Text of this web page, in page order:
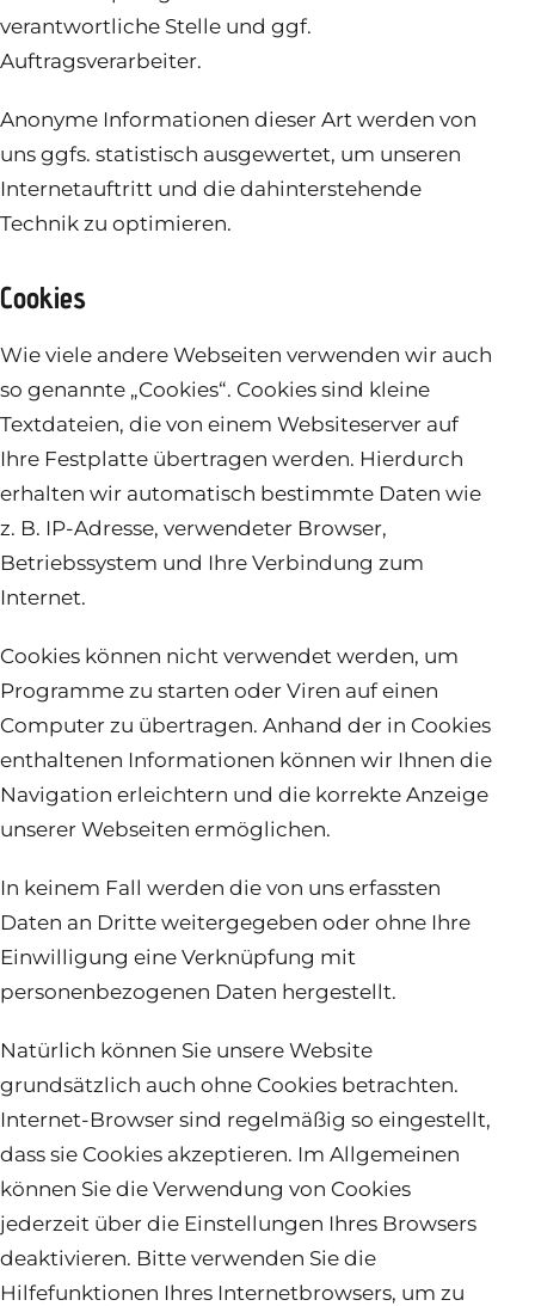
verantwortliche Stelle und ggf.
Auftragsverarbeiter.
Anonyme Informationen dieser Art werden von
uns ggfs. statistisch ausgewertet, um unseren
Internetauftritt und die dahinterstehende
Technik zu optimieren.
Cookies
Wie viele andere Webseiten verwenden wir auch
so genannte „Cookies“. Cookies sind kleine
Textdateien, die von einem Websiteserver auf
Ihre Festplatte übertragen werden. Hierdurch
erhalten wir automatisch bestimmte Daten wie
z. B. IP-Adresse, verwendeter Browser,
Betriebssystem und Ihre Verbindung zum
Internet.
Cookies können nicht verwendet werden, um
Programme zu starten oder Viren auf einen
Computer zu übertragen. Anhand der in Cookies
enthaltenen Informationen können wir Ihnen die
Navigation erleichtern und die korrekte Anzeige
unserer Webseiten ermöglichen.
In keinem Fall werden die von uns erfassten
Daten an Dritte weitergegeben oder ohne Ihre
Einwilligung eine Verknüpfung mit
personenbezogenen Daten hergestellt.
Natürlich können Sie unsere Website
grundsätzlich auch ohne Cookies betrachten.
Internet-Browser sind regelmäßig so eingestellt,
dass sie Cookies akzeptieren. Im Allgemeinen
können Sie die Verwendung von Cookies
jederzeit über die Einstellungen Ihres Browsers
deaktivieren. Bitte verwenden Sie die
Hilfefunktionen Ihres Internetbrowsers, um zu